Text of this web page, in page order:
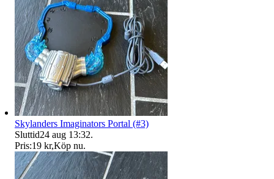
Skylanders Imaginators Portal (#3)
Sluttid24 aug 13:32.
Pris:19 kr,Köp nu.